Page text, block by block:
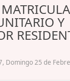
Y
Domingo 25 de